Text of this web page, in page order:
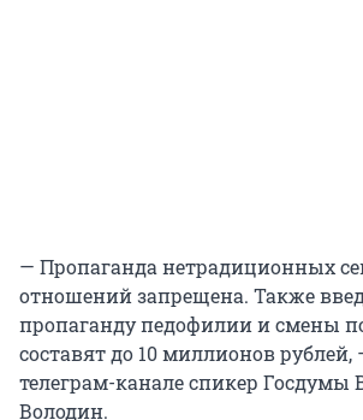
— Пропаганда нетрадиционных
отношений запрещена. Также
пропаганду педофилии и смены
составят до 10 миллионов
телеграм-канале спикер Госдумы
Володин.